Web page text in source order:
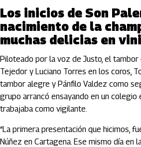
Los inicios de Son
nacimiento de la
muchas delicias en
Piloteado por la voz de Justo, el tambor
Tejedor y Luciano Torres en los coros,
tambor alegre y Pánfilo Valdez como
grupo arrancó ensayando en un colegio
trabajaba como vigilante.
“La primera presentación que hicimos,
Núñez en Cartagena. Ese mismo día en